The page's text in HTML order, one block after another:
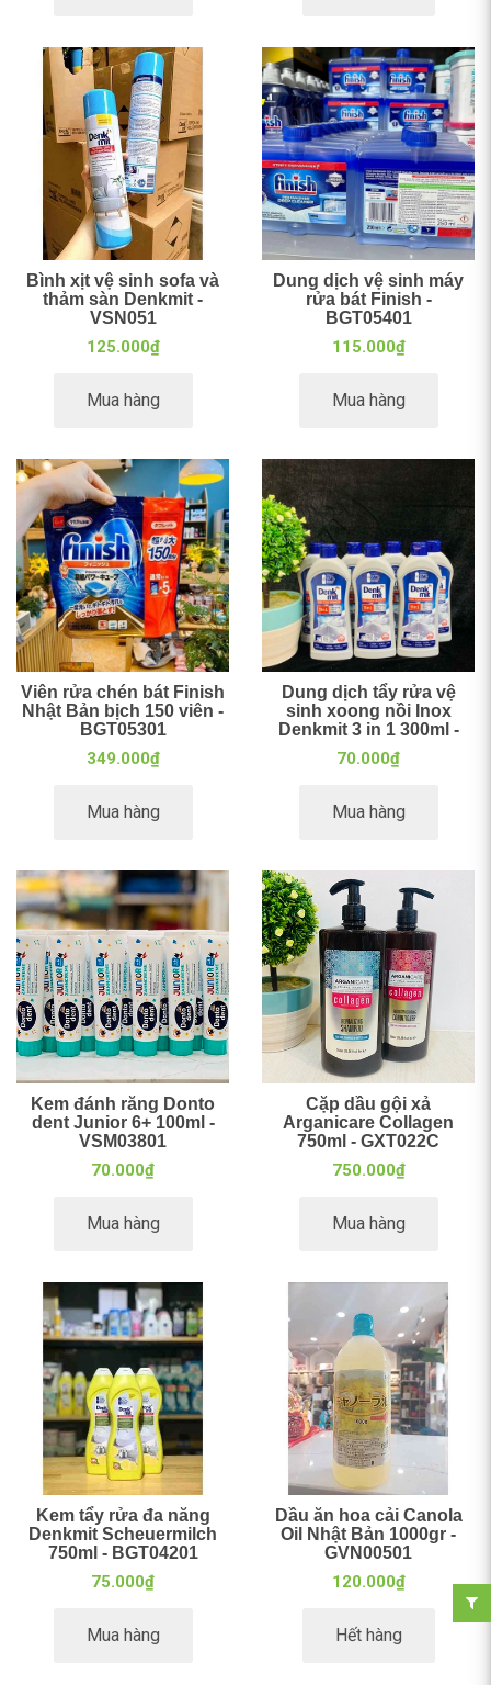
Bình xịt vệ sinh sofa và
thảm sàn Denkmit -
VSN051
125.000₫
Mua hàng
Dung dịch vệ sinh máy
rửa bát Finish -
BGT05401
115.000₫
Mua hàng
Viên rửa chén bát Finish
Nhật Bản bịch 150 viên -
BGT05301
349.000₫
Mua hàng
Dung dịch tẩy rửa vệ
sinh xoong nồi Inox
Denkmit 3 in 1 300ml -
VSN03901
70.000₫
Mua hàng
Kem đánh răng Donto
dent Junior 6+ 100ml -
VSM03801
70.000₫
Mua hàng
Cặp dầu gội xả
Arganicare Collagen
750ml - GXT022C
750.000₫
Mua hàng
Kem tẩy rửa đa năng
Denkmit Scheuermilch
750ml - BGT04201
75.000₫
Mua hàng
Dầu ăn hoa cải Canola
Oil Nhật Bản 1000gr -
GVN00501
120.000₫
Hết hàng